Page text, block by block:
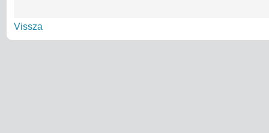
Vissza